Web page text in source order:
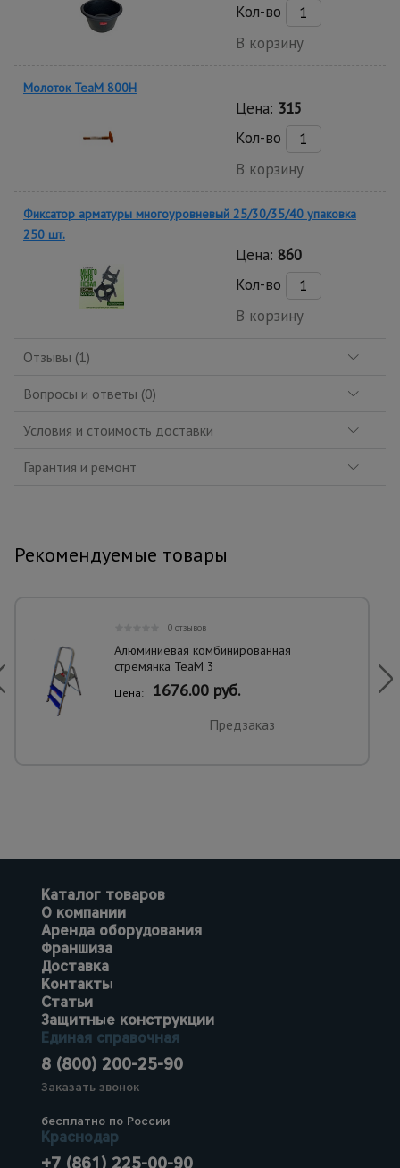
Кол-во
В корзину
Молоток TeaM 800H
Цена: 315
Кол-во
В корзину
Фиксатор арматуры многоуровневый 25/30/35/40 упаковка
250 шт.
Цена: 860
Кол-во
В корзину
Отзывы (1)
Вопросы и ответы (0)
Условия и стоимость доставки
Гарантия и ремонт
Рекомендуемые товары
0 отзывов
Алюминиевая комбинированная
стремянка TeaM 3
Цена: 1676.00 руб.
Предзаказ
Каталог товаров
О компании
Аренда оборудования
Франшиза
Доставка
Контакты
Статьи
Защитные конструкции
Единая справочная
8 (800) 200-25-90
Заказать звонок
бесплатно по России
Краснодар
+7 (861) 225-00-90